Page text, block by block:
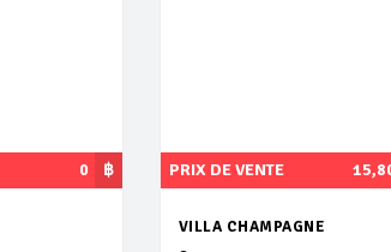
฿
0 PRIX DE VENTE
VILLA CHAMPAGNE